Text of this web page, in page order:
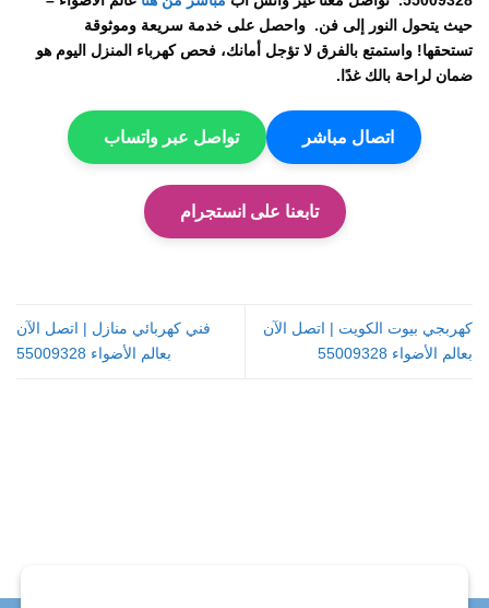
حيث يتحول النور إلى فن. واحصل على خدمة سريعة وموثوقة
تستحقها! واستمتع بالفرق لا تؤجل أمانك، فحص كهرباء المنزل اليوم هو
ضمان لراحة بالك غدًا.
اتصال مباشر تواصل عبر واتساب
تابعنا على انستجرام
كهربجي بيوت الكويت | اتصل الآن
بعالم الأضواء 55009328
فني كهربائي منازل | اتصل الآن
بعالم الأضواء 55009328